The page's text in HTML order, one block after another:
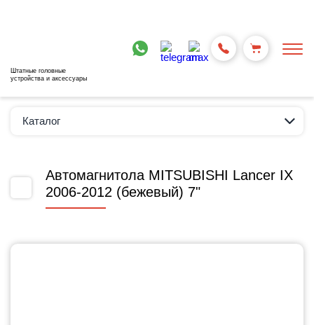
Штатные головные
устройства и аксессуары
Каталог
Автомагнитола MITSUBISHI Lancer IX
2006-2012 (бежевый) 7"